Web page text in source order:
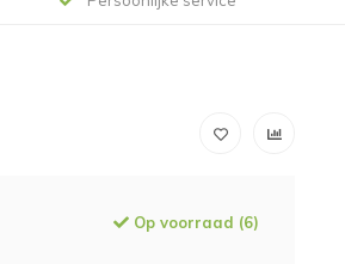
Op voorraad (6)